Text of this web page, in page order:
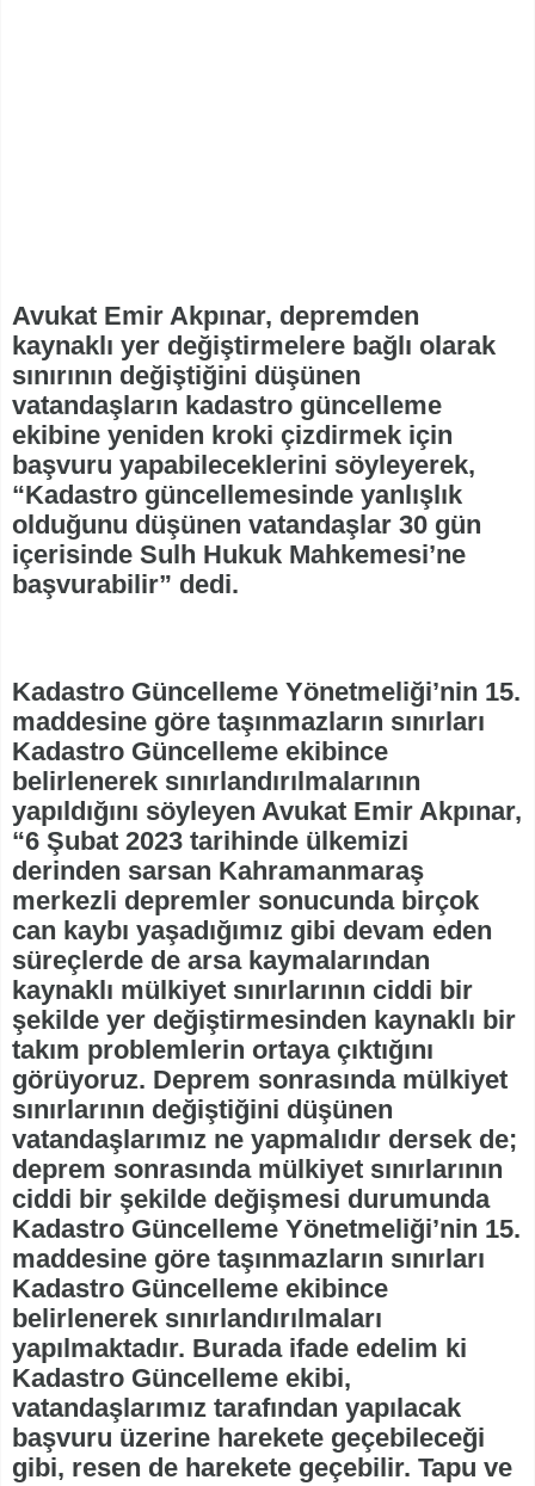
Avukat Emir Akpınar, depremden
kaynaklı yer değiştirmelere bağlı olarak
sınırının değiştiğini düşünen
vatandaşların kadastro güncelleme
ekibine yeniden kroki çizdirmek için
başvuru yapabileceklerini söyleyerek,
“Kadastro güncellemesinde yanlışlık
olduğunu düşünen vatandaşlar 30 gün
içerisinde Sulh Hukuk Mahkemesi’ne
başvurabilir” dedi.
Kadastro Güncelleme Yönetmeliği’nin 15.
maddesine göre taşınmazların sınırları
Kadastro Güncelleme ekibince
belirlenerek sınırlandırılmalarının
yapıldığını söyleyen Avukat Emir Akpınar,
“6 Şubat 2023 tarihinde ülkemizi
derinden sarsan Kahramanmaraş
merkezli depremler sonucunda birçok
can kaybı yaşadığımız gibi devam eden
süreçlerde de arsa kaymalarından
kaynaklı mülkiyet sınırlarının ciddi bir
şekilde yer değiştirmesinden kaynaklı bir
takım problemlerin ortaya çıktığını
görüyoruz. Deprem sonrasında mülkiyet
sınırlarının değiştiğini düşünen
vatandaşlarımız ne yapmalıdır dersek de;
deprem sonrasında mülkiyet sınırlarının
ciddi bir şekilde değişmesi durumunda
Kadastro Güncelleme Yönetmeliği’nin 15.
maddesine göre taşınmazların sınırları
Kadastro Güncelleme ekibince
belirlenerek sınırlandırılmaları
yapılmaktadır. Burada ifade edelim ki
Kadastro Güncelleme ekibi,
vatandaşlarımız tarafından yapılacak
başvuru üzerine harekete geçebileceği
gibi, resen de harekete geçebilir. Tapu ve